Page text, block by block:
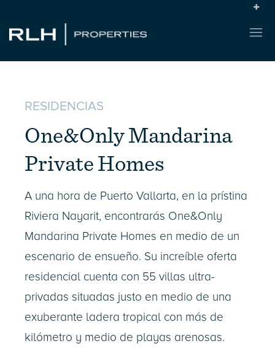
RESIDENCIAS
One&Only Mandarina
Private Homes
A una hora de Puerto Vallarta, en la prístina
Riviera Nayarit, encontrarás One&Only
Mandarina Private Homes en medio de un
escenario de ensueño. Su increíble oferta
residencial cuenta con 55 villas ultra-
privadas situadas justo en medio de una
exuberante ladera tropical con más de
kilómetro y medio de playas arenosas.